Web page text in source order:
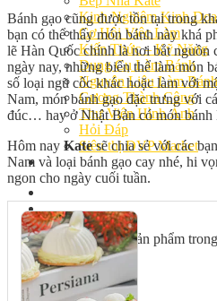
Kinh Nghiệm Kinh
Cơ Hội Việc Làm
Kiến Thức – Kỹ Năng
Dụng Cụ Làm Bánh
Nguyên Liệu Làm Bánh
Gương Thành Công
Thư Viện Hình Ảnh
Hỏi Đáp
Siêu thị ĐVP Market
Việc Làm
Chưa có sản phẩm
Bánh gạo cũng được tồn tại trong
bạn có thể thấy món bánh này khá
lẽ Hàn Quốc chính là nơi bắt nguồn
ngày nay, những biến thể làm món
số loại ngũ cốc khác hoặc làm với
Nam, món bánh gạo đặc trưng với
đúc… hay ở Nhật Bản có món bánh
Hôm nay Katesẽ chia sẻ với các
Nam và loại bánh gạo cay nhé, hi
ngon cho ngày cuối tuần.